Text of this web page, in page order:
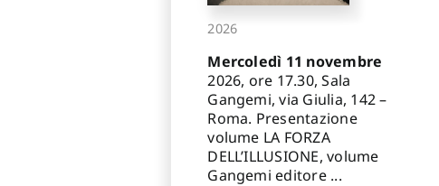
2026
Mercoledì 11 novembre
2026, ore 17.30, Sala
Gangemi, via Giulia, 142 –
Roma. Presentazione
volume LA FORZA
DELL’ILLUSIONE, volume
Gangemi editore ...